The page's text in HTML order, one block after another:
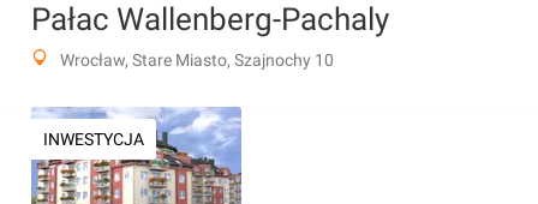
Pałac Wallenberg-Pachaly
Wrocław, Stare Miasto, Szajnochy 10
INWESTYCJA